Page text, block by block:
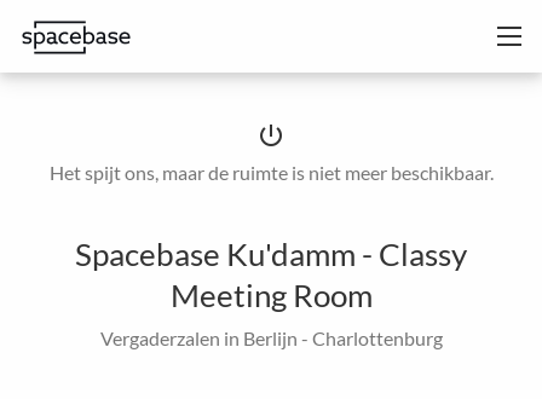
power_settings_new
Het spijt ons, maar de ruimte is niet meer beschikbaar.
Spacebase Ku'damm - Classy
Meeting Room
Vergaderzalen in Berlijn - Charlottenburg